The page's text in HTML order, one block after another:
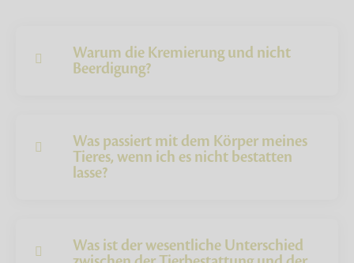
Warum die Kremierung und nicht
Beerdigung?
Was passiert mit dem Körper meines
Tieres, wenn ich es nicht bestatten
lasse?
Was ist der wesentliche Unterschied